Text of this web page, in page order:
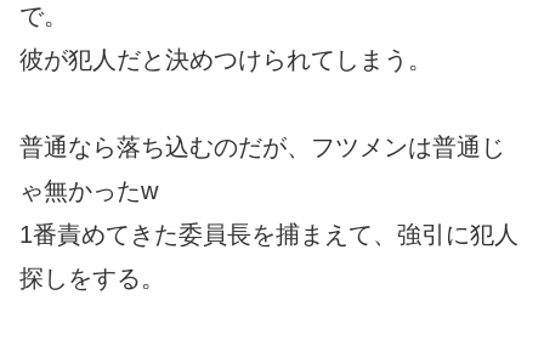
で。
彼が犯人だと決めつけられてしまう。
普通なら落ち込むのだが、フツメンは普通じ
ゃ無かったw
1番責めてきた委員長を捕まえて、強引に犯人
探しをする。